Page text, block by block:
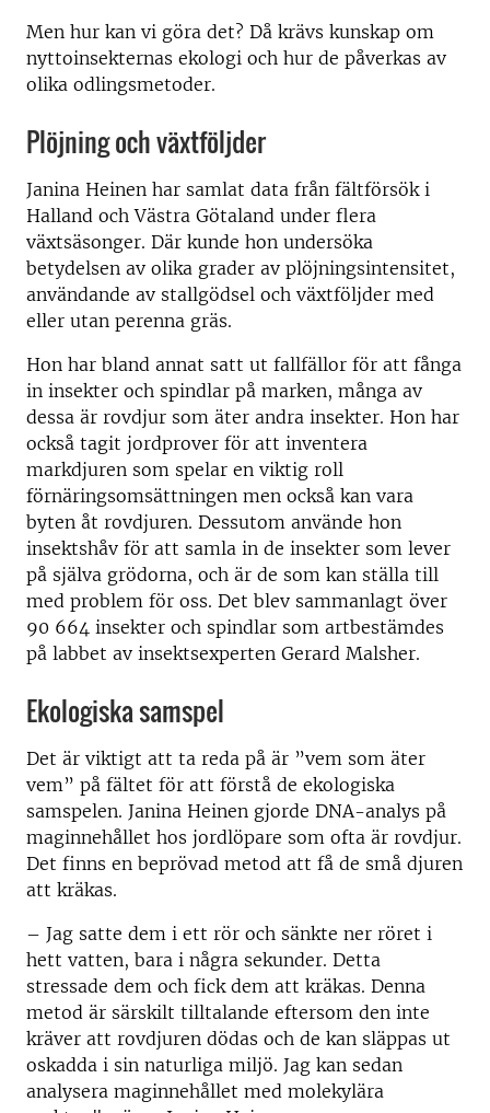
Men hur kan vi göra det? Då krävs kunskap om
nyttoinsekternas ekologi och hur de påverkas av
olika odlingsmetoder.
Plöjning och växtföljder
Janina Heinen har samlat data från fältförsök i
Halland och Västra Götaland under flera
växtsäsonger. Där kunde hon undersöka
betydelsen av olika grader av plöjningsintensitet,
användande av stallgödsel och växtföljder med
eller utan perenna gräs.
Hon har bland annat satt ut fallfällor för att fånga
in insekter och spindlar på marken, många av
dessa är rovdjur som äter andra insekter. Hon har
också tagit jordprover för att inventera
markdjuren som spelar en viktig roll
förnäringsomsättningen men också kan vara
byten åt rovdjuren. Dessutom använde hon
insektshåv för att samla in de insekter som lever
på själva grödorna, och är de som kan ställa till
med problem för oss. Det blev sammanlagt över
90 664 insekter och spindlar som artbestämdes
på labbet av insektsexperten Gerard Malsher.
Ekologiska samspel
Det är viktigt att ta reda på är ”vem som äter
vem” på fältet för att förstå de ekologiska
samspelen. Janina Heinen gjorde DNA-analys på
maginnehållet hos jordlöpare som ofta är rovdjur.
Det finns en beprövad metod att få de små djuren
att kräkas.
– Jag satte dem i ett rör och sänkte ner röret i
hett vatten, bara i några sekunder. Detta
stressade dem och fick dem att kräkas. Denna
metod är särskilt tilltalande eftersom den inte
kräver att rovdjuren dödas och de kan släppas ut
oskadda i sin naturliga miljö. Jag kan sedan
analysera maginnehållet med molekylära